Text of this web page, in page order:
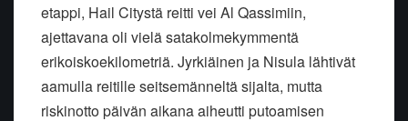
etappi, Hail Citystä reitti vei Al Qassimiin,
ajettavana oli vielä satakolmekymmentä
erikoiskoekilometriä. Jyrkiäinen ja Nisula lähtivät
aamulla reitille seitsemänneltä sijalta, mutta
riskinotto päivän aikana aiheutti putoamisen